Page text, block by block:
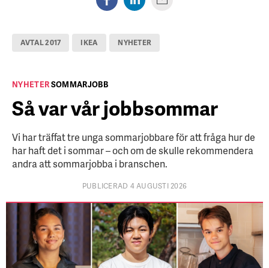
AVTAL 2017 IKEA NYHETER
NYHETERSOMMARJOBB
Så var vår jobbsommar
Vi har träffat tre unga sommarjobbare för att fråga hur de
har haft det i sommar – och om de skulle rekommendera
andra att sommarjobba i branschen.
PUBLICERAD 4 AUGUSTI 2026